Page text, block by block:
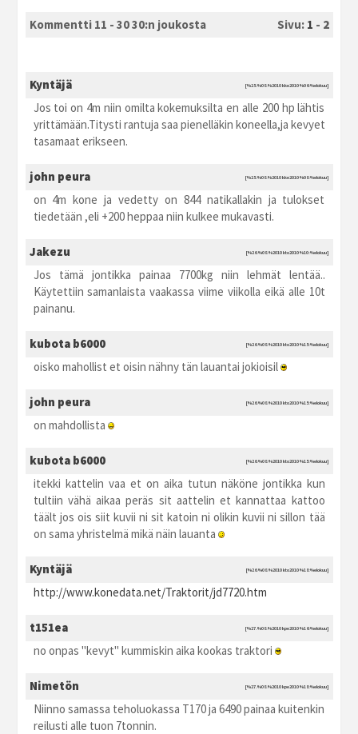
Kommentti 11 - 30 30:n joukosta Sivu: 1 - 2
Kyntäjä [%25.%08.%2010 kke2010 %06:%elokuu]
Jos toi on 4m niin omilta kokemuksilta en alle 200 hp lähtis
yrittämään.Titysti rantuja saa pienelläkin koneella,ja kevyet
tasamaat erikseen.
john peura [%25.%08.%2010 kke2010 %08:%elokuu]
on 4m kone ja vedetty on 844 natikallakin ja tulokset
tiedetään ,eli +200 heppaa niin kulkee mukavasti.
Jakezu [%26.%08.%2010 kto2010 %10:%elokuu]
Jos tämä jontikka painaa 7700kg niin lehmät lentää..
Käytettiin samanlaista vaakassa viime viikolla eikä alle 10t
painanu.
kubota b6000 [%26.%08.%2010 kto2010 %15:%elokuu]
oisko mahollist et oisin nähny tän lauantai jokioisil
john peura [%26.%08.%2010 kto2010 %15:%elokuu]
on mahdollista
kubota b6000 [%26.%08.%2010 kto2010 %15:%elokuu]
itekki kattelin vaa et on aika tutun näköne jontikka kun
tultiin vähä aikaa peräs sit aattelin et kannattaa kattoo
täält jos ois siit kuvii ni sit katoin ni olikin kuvii ni sillon tää
on sama yhristelmä mikä näin lauanta
Kyntäjä [%26.%08.%2010 kto2010 %18:%elokuu]
http://www.konedata.net/Traktorit/jd7720.htm
t151ea [%27.%08.%2010 kpe2010 %16:%elokuu]
no onpas "kevyt" kummiskin aika kookas traktori
Nimetön [%27.%08.%2010 kpe2010 %18:%elokuu]
Niinno samassa teholuokassa T170 ja 6490 painaa kuitenkin
reilusti alle tuon 7tonnin.